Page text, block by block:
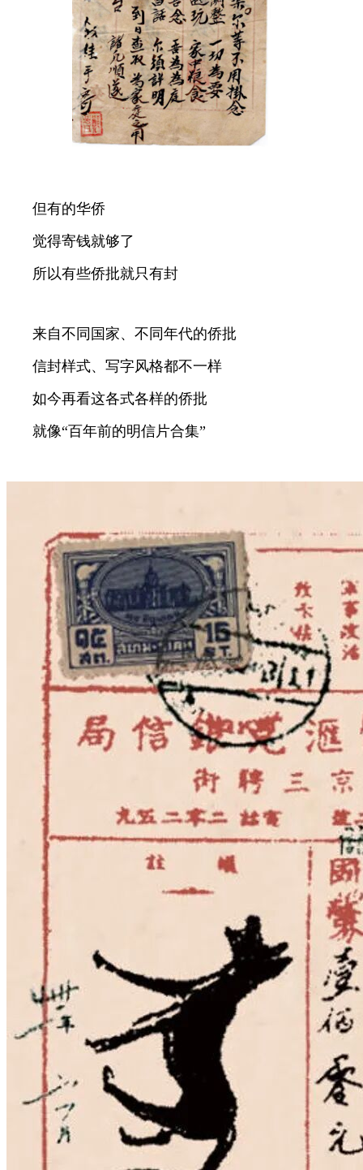
但有的华侨
觉得寄钱就够了
所以有些侨批就只有封
来自不同国家、不同年代的侨批
信封样式、写字风格都不一样
如今再看这各式各样的侨批
就像“百年前的明信片合集”